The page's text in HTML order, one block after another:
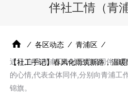
伴社工情（青
⁄ 各区动态 ⁄ 青浦区 ⁄
【社工手记】春风化雨筑新路，温暖
近日,自强青浦工作站五星级同伴辅
的心情,代表全体同伴,分别向青浦工
锦旗。